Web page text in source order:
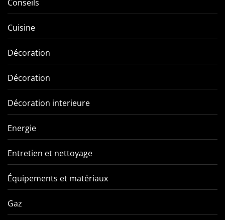
Conseils
Cuisine
Décoration
Décoration
Décoration interieure
Energie
Entretien et nettoyage
Équipements et matériaux
Gaz